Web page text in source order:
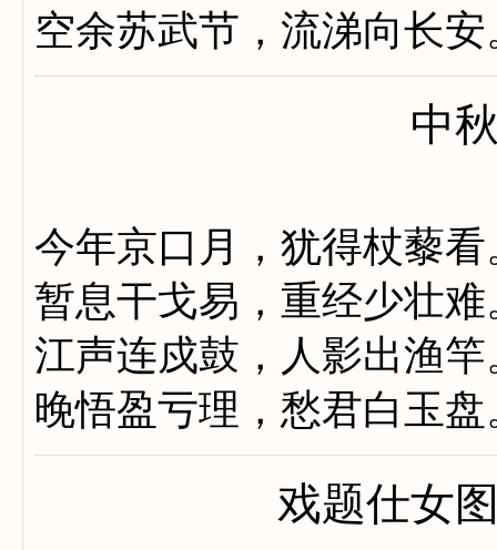
空余苏武节，流涕向长安
中
今年京口月，犹得杖藜看
暂息干戈易，重经少壮难
江声连戍鼓，人影出渔竿
晚悟盈亏理，愁君白玉盘
戏题仕女